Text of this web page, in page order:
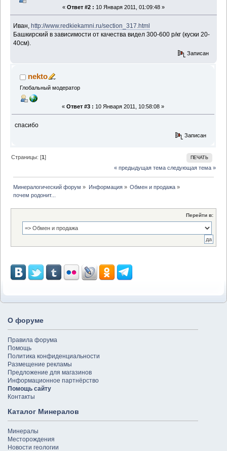
« Ответ #2 : 10 Января 2011, 01:09:48 »
Иван,http://www.redkiekamni.ru/section_317.html
Башкирский в зависимости от качества видел 300-600 р/кг (куски 20-
40см).
Записан
nekto
Глобальный модератор
« Ответ #3 : 10 Января 2011, 10:58:08 »
спасибо
Записан
ПЕЧАТЬ
Страницы: [1]
« предыдущая тема следующая тема »
Минералогический форум » Информация» Обмен и продажа»
почем родонит...
Перейти в:
О форуме
Правила форума
Помощь
Политика конфиденциальности
Размещение рекламы
Предложение для магазинов
Информационное партнёрство
Помощь сайту
Контакты
Каталог Минералов
Минералы
Месторождения
Новости геологии